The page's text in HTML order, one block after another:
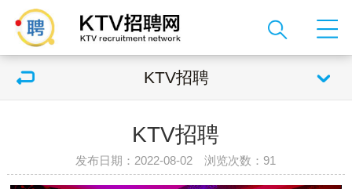
KTV招聘
KTV招聘
发布日期：2022-08-02 浏览次数： 91